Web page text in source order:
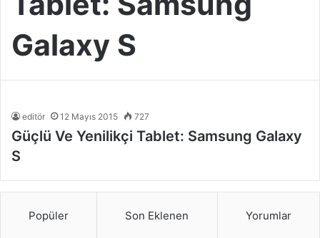
Galaxy S
editör 12 Mayıs 2015 727
Güçlü Ve Yenilikçi Tablet: Samsung Galaxy
S
Popüler Son Eklenen Yorumlar